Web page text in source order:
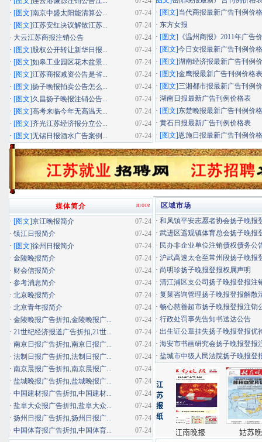
· [图文]当代商报最新广告刊例价
· 东方女报
· [图文] 《温州商报》2011年广告
· [图文]今日女报最新广告刊例价
· [图文]湖南经济报最新广告刊例
· [图文]金鹰报最新广告刊例价格表
· [图文]三湘都市报最新广告刊例
· 湖南日报最新广告刊例价格表
· [图文]东楚晚报最新广告刊例价
· 黄石日报最新广告刊例价格表
· [图文]恩施日报最新广告刊例价
07-24
· [图文]南京中盛太阳能清算公...
07-24
· [图文]江苏安红决议解散江苏...
07-24
· 大云江苏商报注销公告
07-24
· [图文]股权公开转让新华日报...
07-24
· [图文]如皋工业园区花木盆景...
07-24
· [图文]江苏商报减资公告是省...
07-24
· [图文]扬子晚报拍卖公告怎么...
07-24
· [图文]久昌扬子晚报注销公告...
07-24
· [图文]高考来临今年无高温天...
07-24
· [图文]齐光江苏经济报分立公...
07-24
· [图文]无锡日报酒水广告案例...
区域市场
· 和凤镇平安志愿者协会扬子晚报
· 武进区遥观镇体育总会扬子晚报
· 民办非企业单位注销债权债务公
· 沪武高速太仓至常州段扬子晚报
· 尚明珍扬子晚报登报权属声明
· 清江浦区支公司扬子晚报登报注
· 复莱咨询管理扬子晚报登报解散
· 畅心慈善超市扬子晚报登报注销
· 行政处罚事先告知书送达公告
· 出生证公章挂失扬子晚报登报优
· 海安市书画研究会扬子晚报登报
· 盐城市中级人民法院扬子晚报登
more
媒体简介
07-24
· [图文]京江晚报简介
07-24
· 镇江日报简介
07-24
· [图文]徐州日报简介
07-24
· 金陵晚报简介
07-24
· 财会信报简介
07-24
· 参考消息简介
07-24
· 北京晚报简介
07-24
· 北京青年报简介
07-24
· 金陵晚报广告折扣,金陵晚报广...
07-24
· 21世纪经济报道广告折扣,21世...
07-24
· 南京日报广告折扣,南京日报广...
07-24
· 法制日报广告折扣,法制日报广...
07-24
· 南京晨报广告折扣,南京晨报广...
07-24
· 盐城晚报广告折扣,盐城晚报广...
07-24
· 中国建材报广告折扣,中国建材...
07-24
· 盐阜大众报广告折扣,盐阜大众...
07-24
· 扬州日报广告折扣,扬州日报广...
07-24
· 中国体育报广告折扣,中国体育...